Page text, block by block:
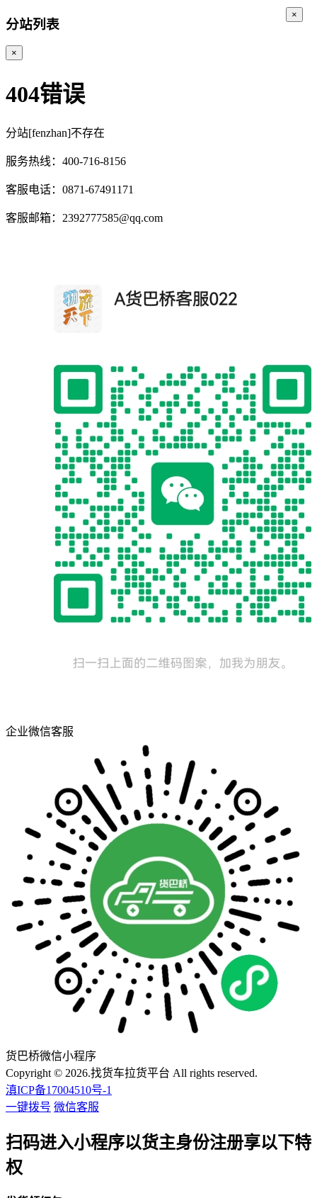
分站列表
×
404错误
分站[fenzhan]不存在
服务热线：400-716-8156
客服电话：0871-67491171
客服邮箱：2392777585@qq.com
企业微信客服
货巴桥微信小程序
Copyright © 2026.找货车拉货平台 All rights reserved.
滇ICP备17004510号-1
一键拨号 微信客服
扫码进入小程序以货主身份注册享以下特
权
×